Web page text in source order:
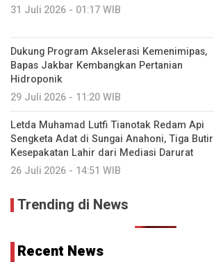
31 Juli 2026 - 01:17 WIB
Dukung Program Akselerasi Kemenimipas,
Bapas Jakbar Kembangkan Pertanian
Hidroponik
29 Juli 2026 - 11:20 WIB
Letda Muhamad Lutfi Tianotak Redam Api
Sengketa Adat di Sungai Anahoni, Tiga Butir
Kesepakatan Lahir dari Mediasi Darurat
26 Juli 2026 - 14:51 WIB
Trending di News
Recent News